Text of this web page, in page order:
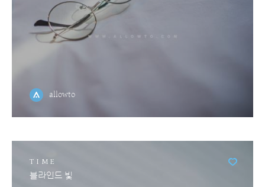
allowto
TIME
블라인드 빛